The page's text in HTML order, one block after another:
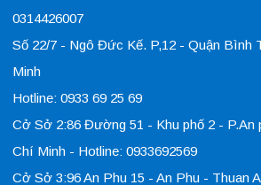
0314426007
Số 22/7 - Ngô Đức Kế. P,12 - Quận Bình
Minh
Hotline: 0933 69 25 69
Cở Sở 2:86 Đường 51 - Khu phố 2 - P.An
Chí Minh - Hotline: 0933692569
Cở Sở 3:96 An Phu 15 - An Phu - Thuan